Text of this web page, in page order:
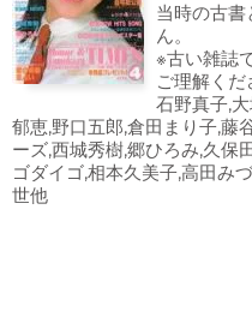
当時の古
ん。
※古い雑誌
ご理解くだ
石野真子,
郁恵,野口五郎,倉田まり子,藤
ーズ,西城秀樹,郷ひろみ,久保
ゴダイゴ,相本久美子,高田み
世他